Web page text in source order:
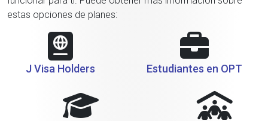
estas opciones de planes:
J Visa Holders Estudiantes en OPT